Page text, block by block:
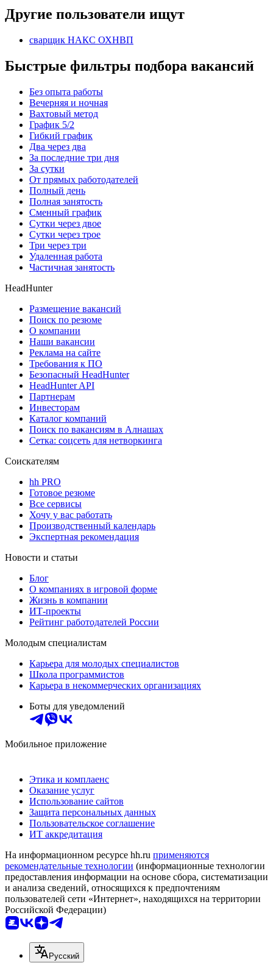
Другие пользователи ищут
сварщик НАКС ОХНВП
Быстрые фильтры подбора вакансий
Без опыта работы
Вечерняя и ночная
Вахтовый метод
График 5/2
Гибкий график
Два через два
За последние три дня
За сутки
От прямых работодателей
Полный день
Полная занятость
Сменный график
Сутки через двое
Сутки через трое
Три через три
Удаленная работа
Частичная занятость
HeadHunter
Размещение вакансий
Поиск по резюме
О компании
Наши вакансии
Реклама на сайте
Требования к ПО
Безопасный HeadHunter
HeadHunter API
Партнерам
Инвесторам
Каталог компаний
Поиск по вакансиям в Алнашах
Сетка: соцсеть для нетворкинга
Соискателям
hh PRO
Готовое резюме
Все сервисы
Хочу у вас работать
Производственный календарь
Экспертная рекомендация
Новости и статьи
Блог
О компаниях в игровой форме
Жизнь в компании
ИТ-проекты
Рейтинг работодателей России
Молодым специалистам
Карьера для молодых специалистов
Школа программистов
Карьера в некоммерческих организациях
Боты для уведомлений
Мобильное приложение
Этика и комплаенс
Оказание услуг
Использование сайтов
Защита персональных данных
Пользовательское соглашение
ИТ аккредитация
На информационном ресурсе hh.ru применяются
рекомендательные технологии (информационные технологии
предоставления информации на основе сбора, систематизации
и анализа сведений, относящихся к предпочтениям
пользователей сети «Интернет», находящихся на территории
Российской Федерации)
Русский